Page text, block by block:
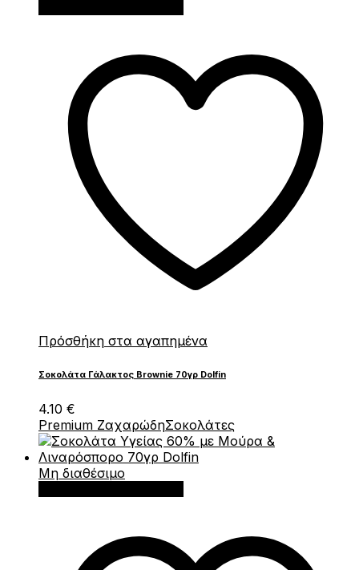
Πρόσθήκη στα αγαπημένα
Σοκολάτα Γάλακτος Brownie 70γρ Dolfin
4.10 €
Premium ΖαχαρώδηΣοκολάτες
Μη διαθέσιμο